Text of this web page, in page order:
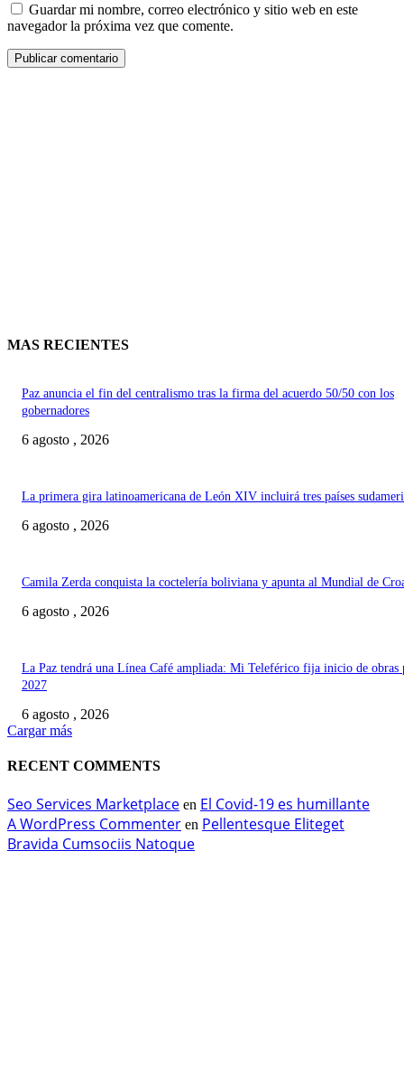
Guardar mi nombre, correo electrónico y sitio web en este
navegador la próxima vez que comente.
MAS RECIENTES
Paz anuncia el fin del centralismo tras la firma del acuerdo 50/50 con los
gobernadores
6 agosto , 2026
La primera gira latinoamericana de León XIV incluirá tres países
6 agosto , 2026
Camila Zerda conquista la coctelería boliviana y apunta al Mundial de
6 agosto , 2026
La Paz tendrá una Línea Café ampliada: Mi Teleférico fija inicio de obras
2027
6 agosto , 2026
Cargar más
RECENT COMMENTS
Seo Services Marketplace en El Covid-19 es humillante
A WordPress Commenter en Pellentesque Eliteget
Bravida Cumsociis Natoque